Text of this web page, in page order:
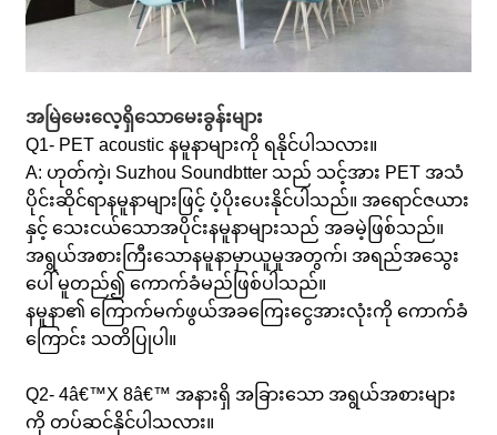
အမြဲမေးလေ့ရှိသောမေးခွန်းများ
Q1- PET acoustic နမူနာများကို ရနိုင်ပါသလား။
A: ဟုတ်ကဲ့၊ Suzhou Soundbtter သည် သင့်အား PET အသံ
ပိုင်းဆိုင်ရာနမူနာများဖြင့် ပံ့ပိုးပေးနိုင်ပါသည်။ အရောင်ဇယား
နှင့် သေးငယ်သောအပိုင်းနမူနာများသည် အခမဲ့ဖြစ်သည်။
အရွယ်အစားကြီးသောနမူနာမှာယူမှုအတွက်၊ အရည်အသွေး
ပေါ် မူတည်၍ ကောက်ခံမည်ဖြစ်ပါသည်။
နမူနာ၏ ကြောက်မက်ဖွယ်အခကြေးငွေအားလုံးကို ကောက်ခံ
ကြောင်း သတိပြုပါ။
Q2- 4â€™X 8â€™ အနားရှိ အခြားသော အရွယ်အစားများ
ကို တပ်ဆင်နိုင်ပါသလား။